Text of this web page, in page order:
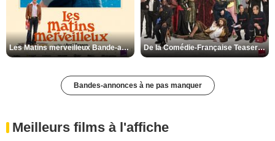
Les Matins merveilleux Bande-annonce VF De la Comédie-Française Teaser VF
Bandes-annonces à ne pas manquer
Meilleurs films à l'affiche